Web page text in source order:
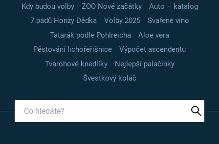
Kdy budou volby
ZOO Nové začátky
Auto – katalog
7 pádů Honzy Dědka
Volby 2025
Svařené víno
Tatarák podle Pohlreicha
Aloe vera
Pěstování lichořeřišnice
Výpočet ascendentu
Tvarohové knedlíky
Nejlepší palačinky
Švestkový koláč